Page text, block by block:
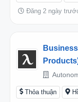
Đăng 2 ngày
Thỏa thuận